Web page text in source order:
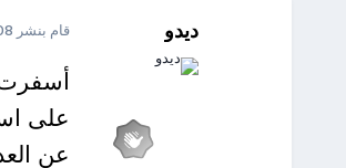
ديدو قام بنشر
على
عن